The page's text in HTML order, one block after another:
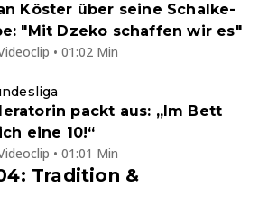
Köster über seine Schalke-
"Mit Dzeko schaffen wir es"
• 01:02 Min
packt aus: „Im Bett
eine 10!“
• 01:01 Min
Tradition &